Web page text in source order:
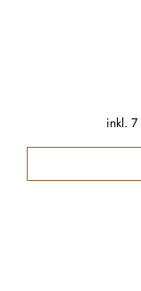
inkl. 7